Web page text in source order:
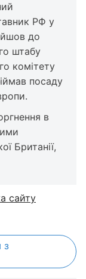
РФ у
до
штабу
комітету
посаду
в
Британії,
сайту
з